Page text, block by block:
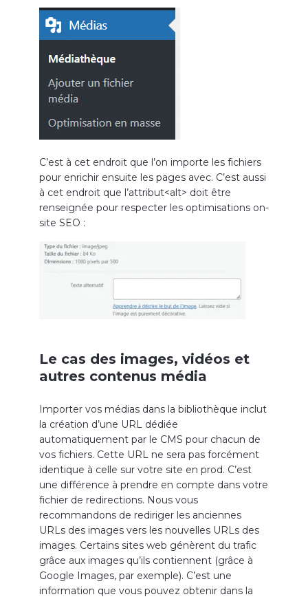
C’est à cet endroit que l’on importe les fichiers
pour enrichir ensuite les pages avec. C’est aussi
à cet endroit que l’attribut<alt> doit être
renseignée pour respecter les optimisations on-
site SEO :
Le cas des images, vidéos et
autres contenus média
Importer vos médias dans la bibliothèque inclut
la création d’une URL dédiée
automatiquement par le CMS pour chacun de
vos fichiers. Cette URL ne sera pas forcément
identique à celle sur votre site en prod. C’est
une différence à prendre en compte dans votre
fichier de redirections. Nous vous
recommandons de rediriger les anciennes
URLs des images vers les nouvelles URLs des
images. Certains sites web génèrent du trafic
grâce aux images qu’ils contiennent (grâce à
Google Images, par exemple). C’est une
information que vous pouvez obtenir dans la